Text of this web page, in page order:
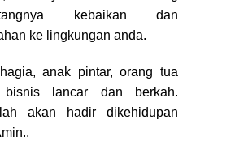
kebaikan dan
ke lingkungan anda.
anak pintar, orang tua
bisnis lancar dan berkah.
akan hadir dikehidupan